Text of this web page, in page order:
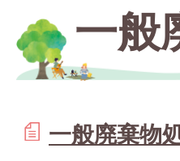
一般
一般廃棄物